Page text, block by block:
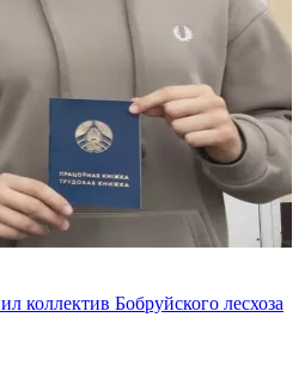
коллектив Бобруйского лесхоза